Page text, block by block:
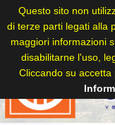
Questo sito non
di terze parti legati alla
maggiori informazioni
disabilitarne l'uso,
Cliccando su